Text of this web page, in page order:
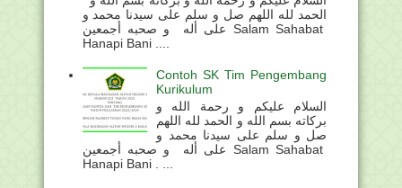
الحمد لله اللهم صل و سلم على سيدنا محمد و
على أله و صحبه أجمعين Salam Sahabat
Hanapi Bani ....
Contoh SK Tim Pengembang
Kurikulum
السلام عليكم و رحمة الله و
بركاته بسم الله و الحمد لله اللهم
صل و سلم على سيدنا محمد و
على أله و صحبه أجمعين Salam Sahabat
Hanapi Bani . ...